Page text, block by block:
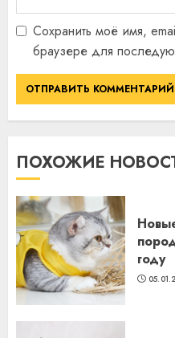
Сохранить моё имя,
браузере для
ПОХОЖИЕ
году